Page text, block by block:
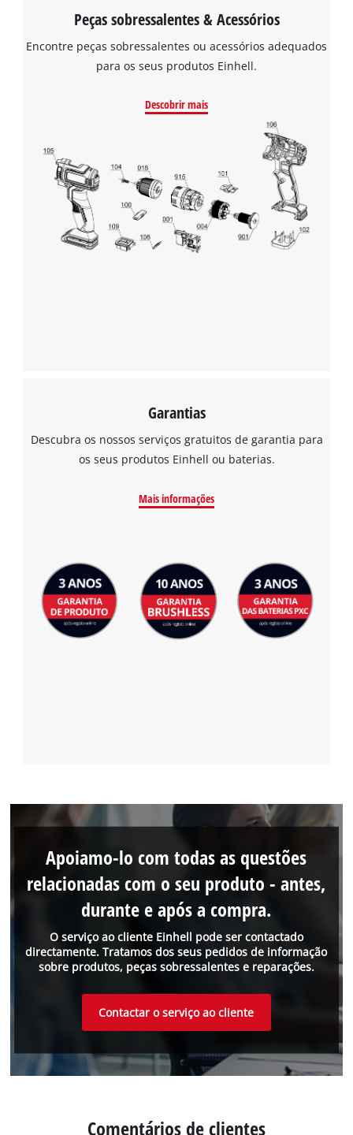
Precisamos do seu consentimento para
carregar o serviço Google Maps!
This content is not permitted to load due
to trackers that are not disclosed to the
visitor. The website owner needs to setup
Peças sobressalentes & Acessórios
Encontre peças sobressalentes ou acessórios adequados
para os seus produtos Einhell.
Descobrir mais
Garantias
Descubra os nossos serviços gratuitos de garantia para
os seus produtos Einhell ou baterias.
Mais informações
O serviço ao cliente Einhell pode ser contactado
directamente. Tratamos dos seus pedidos de informação
sobre produtos, peças sobressalentes e reparações.
Apoiamo-lo com todas as questões
relacionadas com o seu produto - antes,
durante e após a compra.
Contactar o serviço ao cliente
Comentários de clientes